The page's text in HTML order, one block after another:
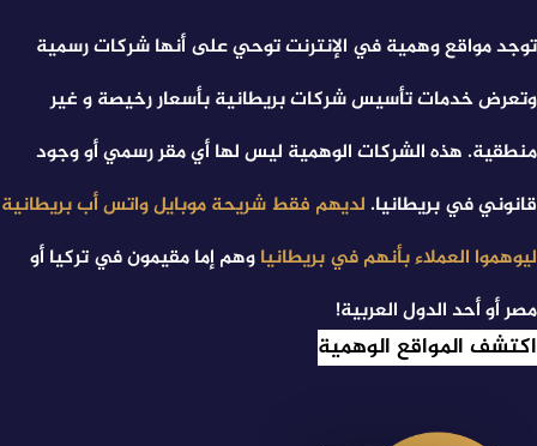
توجد مواقع وهمیة ﻓﻲ الإنترنت توحي ﻋﻠﯽ أنها شرکات رسمیة
وتعرض خدمات تأسیس شرکات بریطانیة بأسعار رخیصة و غیر
منطقیة. هذه الشرکات الوهمیة لیس لها أي مقر رسمي أو وجود
قانوني ﻓﻲ بریطانیا. لدیهم فقط شریحة موبایل واتس أب بریطانیة
لیوهموا العملاء بأنهم ﻓﻲ بریطانیاوهم إما مقيمون ﻓﻲ ترکیا أو
مصر أو أحد الدول العربیة!
اكتشف المواقع الوهمية